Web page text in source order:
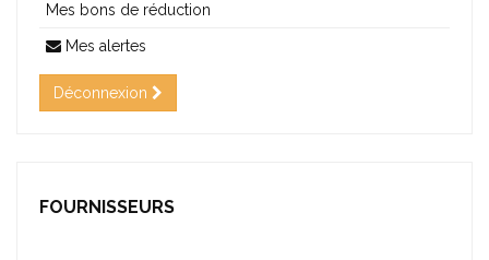
Mes bons de réduction
Mes alertes
Déconnexion
FOURNISSEURS